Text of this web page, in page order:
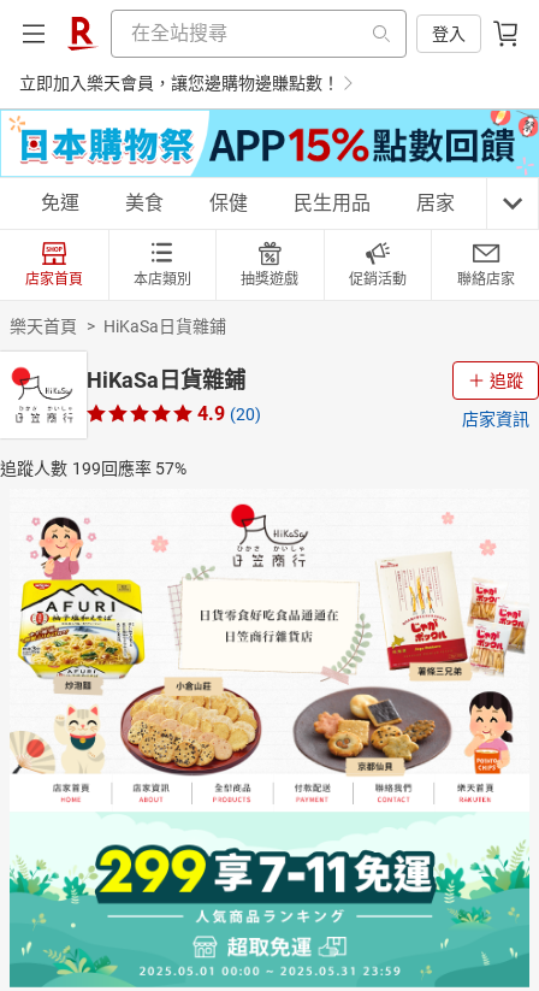
登入
立即加入樂天會員，讓您邊購物邊賺點數！
購物網分類
天天免運 美食蛋糕
居家生活 3C家電 親子玩具
女裝 情趣用品
日本購物 電子/紙本書
免運 美食 保健 民生用品 居家 3C
店家首頁 本店類別 抽獎遊戲 促銷活動 聯絡店家
樂天首頁 > HiKaSa日貨雜鋪
HiKaSa日貨雜鋪
4.9 (20)
追蹤
店家資訊
追蹤人數 199回應率 57%